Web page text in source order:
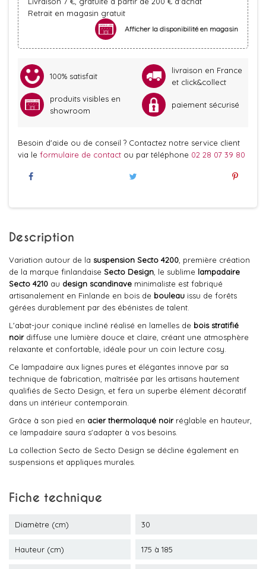
Retrait en magasin gratuit
Afficher la disponibilité en magasin
100% satisfait
livraison en France
et click&collect
produits visibles en
showroom
paiement sécurisé
Besoin d'aide ou de conseil ? Contactez notre service client
via le formulaire de contact ou par téléphone 02 28 07 39 80
Description
Variation autour de la suspension Secto 4200 , première création
de la marque finlandaise Secto Design , le sublime lampadaire
Secto 4210 au design scandinave minimaliste est fabriqué
artisanalement en Finlande en bois de bouleau issu de forêts
gérées durablement par des ébénistes de talent.
L'abat-jour conique incliné réalisé en lamelles de bois stratifié
noirdiffuse une lumière douce et claire, créant une atmosphère
relaxante et confortable, idéale pour un coin lecture cosy.
Ce lampadaire aux lignes pures et élégantes innove par sa
technique de fabrication, maîtrisée par les artisans hautement
qualifiés de Secto Design, et fera un superbe élément décoratif
dans un intérieur contemporain.
Grâce à son pied en acier thermolaqué noirréglable en hauteur,
ce lampadaire saura s'adapter à vos besoins.
La collection Secto de Secto Design se décline également en
suspensions et appliques murales.
Fiche technique
Diamètre (cm) 30
Hauteur (cm) 175 à 185